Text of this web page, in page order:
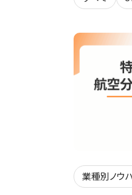
業種別ノウ